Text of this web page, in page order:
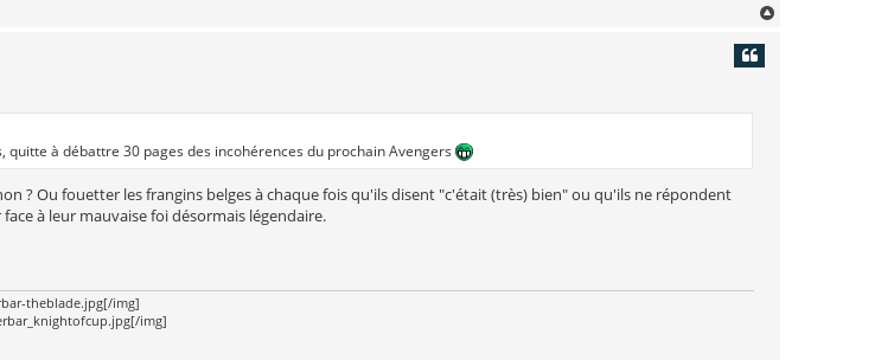
quitte à débattre 30 pages des incohérences du prochain Avengers
? Ou fouetter les frangins belges à chaque fois qu'ils disent "c'était (très) bien" ou qu'ils ne répondent
à leur mauvaise foi désormais légendaire.
theblade.jpg[/img]
img]